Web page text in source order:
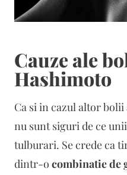
Cauze ale
Hashimoto
Ca si in cazul altor
nu sunt siguri de ce
tulburari. Se crede ca
dintr-o combinatie de